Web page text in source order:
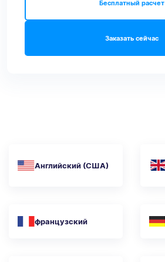
Заказать сейчас
Бесплатный расчет
Английский (США)
французский